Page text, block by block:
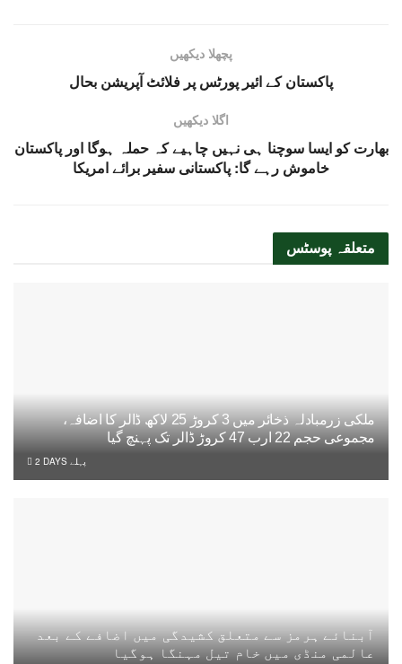
پچھلا دیکھیں
پاکستان کے ائیر پورٹس پر فلائٹ آپریشن بحال
اگلا دیکھیں
بھارت کو ایسا سوچنا ہی نہیں چاہیے کہ حملہ ہوگا اور پاکستان
خاموش رہے گا: پاکستانی سفیر برائے امریکا
متعلقہ پوسٹس
ملکی زرمبادلہ ذخائر میں 3 کروڑ 25 لاکھ ڈالر کا اضافہ،
مجموعی حجم 22 ارب 47 کروڑ ڈالر تک پہنچ گیا
2 DAYS پہلے
آبنائے ہرمز سے متعلق کشیدگی میں اضافے کے بعد
عالمی منڈی میں خام تیل مہنگا ہوگیا